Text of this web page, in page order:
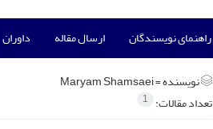
راهنمای نویسندگان ارسال مقاله داوران
نویسنده =Maryam Shamsaei
تعداد مقالات: 1